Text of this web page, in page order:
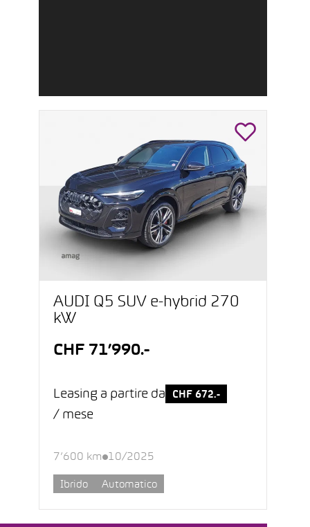
AUDI Q5 SUV e-hybrid 270
kW
CHF 71’990.-
Leasing a partire da CHF 672.-
/ mese
7’600 km 10/2025
Ibrido Automatico